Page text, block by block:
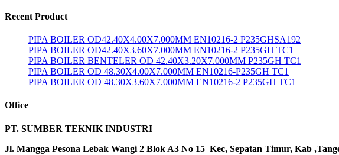
Recent Product
PIPA BOILER OD42.40X4.00X7.000MM EN10216-2 P235GHSA192
PIPA BOILER OD42.40X3.60X7.000MM EN10216-2 P235GH TC1
PIPA BOILER BENTELER OD 42.40X3.20X7.000MM P235GH TC1
PIPA BOILER OD 48.30X4.00X7.000MM EN10216-P235GH TC1
PIPA BOILER OD 48.30X3.60X7.000MM EN10216-2 P235GH TC1
Office
PT. SUMBER TEKNIK INDUSTRI
Jl. Mangga Pesona Lebak Wangi 2 Blok A3 No 15 Kec, Sepatan Timur, Kab